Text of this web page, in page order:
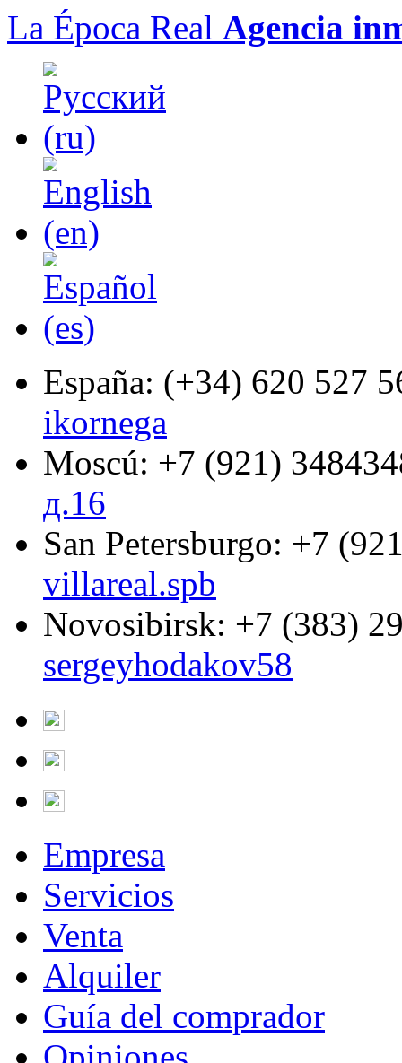
La Época Real Agencia
España: (+34) 620 527
ikornega
Moscú: +7 (921)
д.16
San Petersburgo: +7
villareal.spb
Novosibirsk: +7 (383)
sergeyhodakov58
Empresa
Servicios
Venta
Alquiler
Guía del comprador